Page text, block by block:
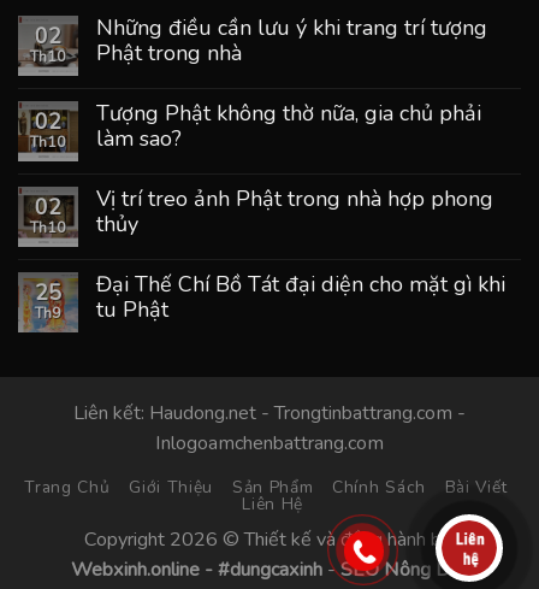
02
Th10
Những điều cần lưu ý khi trang trí tượng
Phật trong nhà
02
Th10
Tượng Phật không thờ nữa, gia chủ phải
làm sao?
02
Th10
Vị trí treo ảnh Phật trong nhà hợp phong
thủy
25
Th9
Đại Thế Chí Bồ Tát đại diện cho mặt gì khi
tu Phật
Liên kết: Haudong.net -Trongtinbattrang.com -
Inlogoamchenbattrang.com
Trang Chủ Giới Thiệu Sản Phẩm Chính Sách Bài Viết
Liên Hệ
Copyright 2026 © Thiết kế và đồng hành bởi
Webxinh.online-#dungcaxinh-SEO Nông Dân